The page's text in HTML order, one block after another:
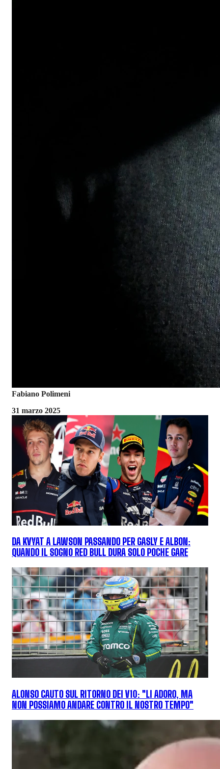
Fabiano Polimeni
31 marzo 2025
DA KVYAT A LAWSON PASSANDO PER GASLY E ALBON:
QUANDO IL SOGNO RED BULL DURA SOLO POCHE GARE
ALONSO CAUTO SUL RITORNO DEI V10: "LI ADORO, MA
NON POSSIAMO ANDARE CONTRO IL NOSTRO TEMPO"